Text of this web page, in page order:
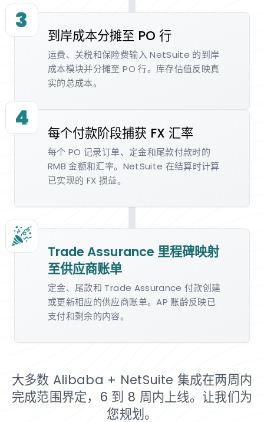
3
到岸成本分摊至 PO 行
运费、关税和保险费输入 NetSuite 的到岸
成本模块并分摊至 PO 行。库存估值反映真
实的总成本。
4
每个付款阶段捕获 FX 汇率
每个 PO 记录订单、定金和尾款付款时的
RMB 金额和汇率。NetSuite 在结算时计算
已实现的 FX 损益。
Trade Assurance 里程碑映射
至供应商账单
定金、尾款和 Trade Assurance 付款创建
或更新相应的供应商账单。AP 账龄反映已
支付和剩余的内容。
大多数 Alibaba + NetSuite 集成在两周内
完成范围界定，6 到 8 周内上线。让我们为
您规划。